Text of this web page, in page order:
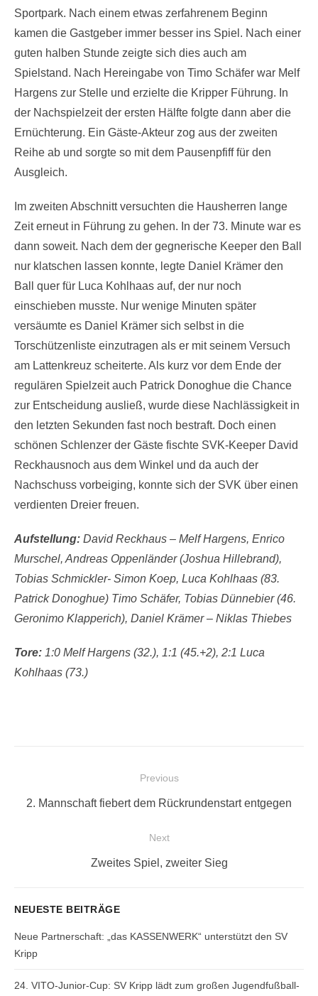
Sportpark. Nach einem etwas zerfahrenem Beginn
kamen die Gastgeber immer besser ins Spiel. Nach einer
guten halben Stunde zeigte sich dies auch am
Spielstand. Nach Hereingabe von Timo Schäfer war Melf
Hargens zur Stelle und erzielte die Kripper Führung. In
der Nachspielzeit der ersten Hälfte folgte dann aber die
Ernüchterung. Ein Gäste-Akteur zog aus der zweiten
Reihe ab und sorgte so mit dem Pausenpfiff für den
Ausgleich.
Im zweiten Abschnitt versuchten die Hausherren lange
Zeit erneut in Führung zu gehen. In der 73. Minute war es
dann soweit. Nach dem der gegnerische Keeper den Ball
nur klatschen lassen konnte, legte Daniel Krämer den
Ball quer für Luca Kohlhaas auf, der nur noch
einschieben musste. Nur wenige Minuten später
versäumte es Daniel Krämer sich selbst in die
Torschützenliste einzutragen als er mit seinem Versuch
am Lattenkreuz scheiterte. Als kurz vor dem Ende der
regulären Spielzeit auch Patrick Donoghue die Chance
zur Entscheidung ausließ, wurde diese Nachlässigkeit in
den letzten Sekunden fast noch bestraft. Doch einen
schönen Schlenzer der Gäste fischte SVK-Keeper David
Reckhausnoch aus dem Winkel und da auch der
Nachschuss vorbeiging, konnte sich der SVK über einen
verdienten Dreier freuen.
Aufstellung: David Reckhaus – Melf Hargens, Enrico
Murschel, Andreas Oppenländer (Joshua Hillebrand),
Tobias Schmickler- Simon Koep, Luca Kohlhaas (83.
Patrick Donoghue) Timo Schäfer, Tobias Dünnebier (46.
Geronimo Klapperich), Daniel Krämer – Niklas Thiebes
Tore: 1:0 Melf Hargens (32.), 1:1 (45.+2), 2:1 Luca
Kohlhaas (73.)
Beitragsnavigation
Previous
Previous
2. Mannschaft fiebert dem Rückrundenstart entgegen
Next
Next
Zweites Spiel, zweiter Sieg
NEUESTE BEITRÄGE
Neue Partnerschaft: „das KASSENWERK“ unterstützt den SV
Kripp
24. VITO-Junior-Cup: SV Kripp lädt zum großen Jugendfußball-